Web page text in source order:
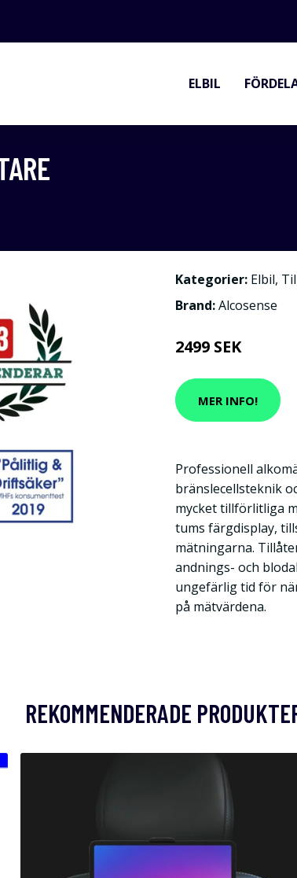
ELBIL
Kategorier: Elbil,
Brand:Alcosense
2499 SEK
MER INFO!
Professionell
bränslecellsteknik
mycket tillförlitliga
tums färgdisplay,
mätningarna.
andnings- och
ungefärlig tid för
på mätvärdena.
REKOMMENDERADE